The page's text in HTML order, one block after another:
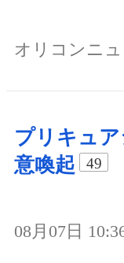
オリコンニュ
プリキュ
意喚起
49
08月07日